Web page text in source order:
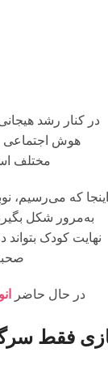
در کنار رشد
هوش اجتماعی
مختلف
اینجا که می‌رسیم،
به‌مرور شکل
نهایت کودک بتواند
در حال حاضر
فقط